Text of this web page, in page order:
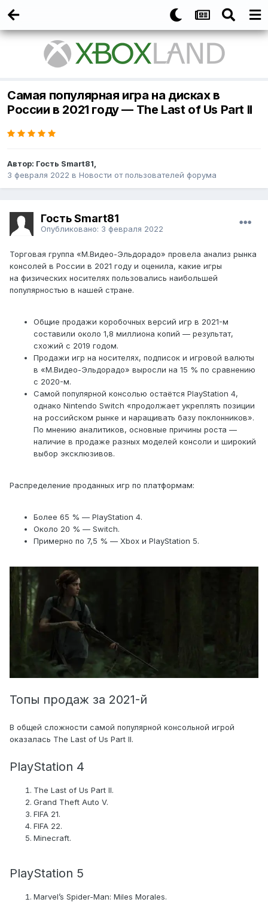
Самая популярная игра на дисках в
России в 2021 году — The Last of Us Part II
Автор: Гость Smart81,
3 февраля 2022 в Новости от пользователей форума
Гость Smart81
Опубликовано: 3 февраля 2022
Торговая группа «М.Видео-Эльдорадо» провела анализ рынка
консолей в России в 2021 году и оценила, какие игры
на физических носителях пользовались наибольшей
популярностью в нашей стране.
Общие продажи коробочных версий игр в 2021-м
составили около 1,8 миллиона копий — результат,
схожий с 2019 годом.
Продажи игр на носителях, подписок и игровой валюты
в «М.Видео-Эльдорадо» выросли на 15 % по сравнению
с 2020-м.
Самой популярной консолью остаётся PlayStation 4,
однако Nintendo Switch «продолжает укреплять позиции
на российском рынке и наращивать базу поклонников».
По мнению аналитиков, основные причины роста —
наличие в продаже разных моделей консоли и широкий
выбор эксклюзивов.
Распределение проданных игр по платформам:
Более 65 % — PlayStation 4.
Около 20 % — Switch.
Примерно по 7,5 % — Xbox и PlayStation 5.
Топы продаж за 2021-й
В общей сложности самой популярной консольной игрой
оказалась The Last of Us Part II.
PlayStation 4
The Last of Us Part II.
Grand Theft Auto V.
FIFA 21.
FIFA 22.
Minecraft.
PlayStation 5
Marvel’s Spider-Man: Miles Morales.